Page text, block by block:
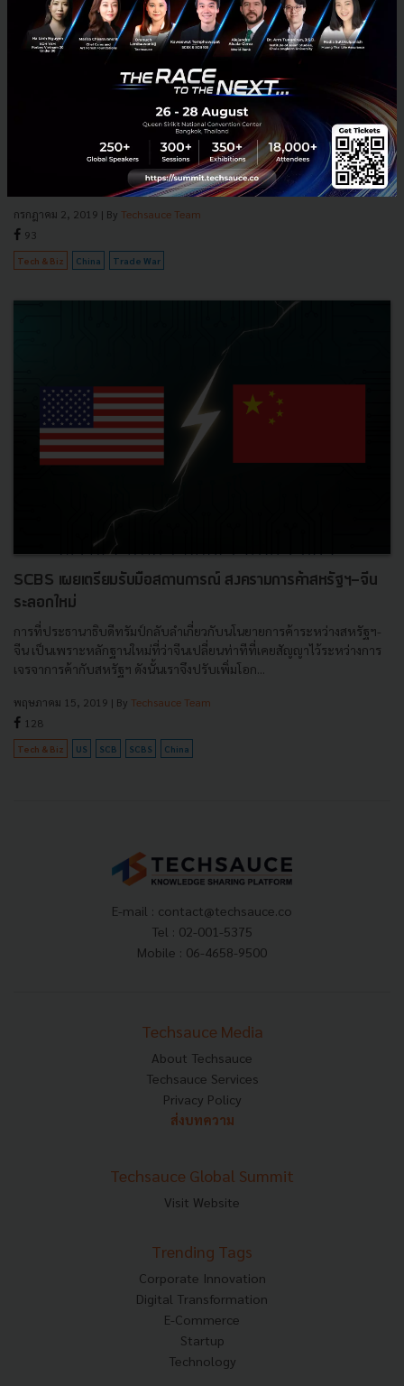
US vs China : ศึกษาขุมกำลังจีน ผ่านมุมมองนักลงทุน
อีกหนึ่ง session ในงาน Techsauce Global Summit 2019 ที่ฮอตฮิตไม่
แพ้หัวข้ออื่นก็คือ session ‘The Race of Superpowers: US Versus
China’ บน main stage วันที่สอง ที่พูดคุยถึงศึกด้านนวั...
กรกฎาคม 2, 2019 | By Techsauce Team
93
Tech & Biz China Trade War
SCBS เผยเตรียมรับมือสถานการณ์ สงครามการค้าสหรัฐฯ-จีน
ระลอกใหม่
การที่ประธานาธิบดีทรัมป์กลับลำเกี่ยวกับนโนยายการค้าระหว่างสหรัฐฯ-
จีน เป็นเพราะหลักฐานใหม่ที่ว่าจีนเปลี่ยนท่าทีที่เคยสัญญาไว้ระหว่างการ
เจรจาการค้ากับสหรัฐฯ ดังนั้นเราจึงปรับเพิ่มโอก...
พฤษภาคม 15, 2019 | By Techsauce Team
128
Tech & Biz US SCB SCBS China
E-mail : contact@techsauce.co
Tel : 02-001-5375
Mobile : 06-4658-9500
Techsauce Media
About Techsauce
Techsauce Services
Privacy Policy
ส่งบทความ
Techsauce Global Summit
Visit Website
Trending Tags
Corporate Innovation
Digital Transformation
E-Commerce
Startup
Technology